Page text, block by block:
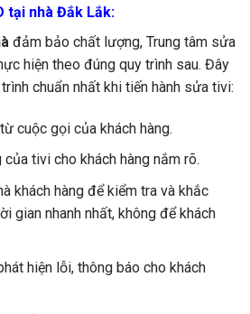
tại nhà Đắk Lắk:
đảm bảo chất lượng, Trung tâm sửa
hiện theo đúng quy trình sau. Đây
chuẩn nhất khi tiến hành sửa tivi:
cuộc gọi của khách hàng.
tivi cho khách hàng nắm rõ.
khách hàng để kiểm tra và khắc
gian nhanh nhất, không để khách
hiện lỗi, thông báo cho khách